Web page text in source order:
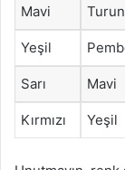
Mavi
Yeşil
Sarı Mavi
Kırmızı Yeşil